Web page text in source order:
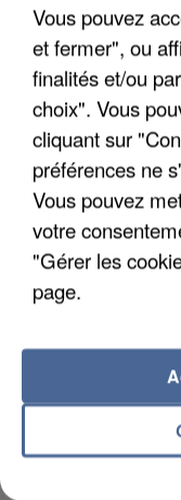
DE FAUNE
L’UN DES
MAFIA
Vous pouvez
et fermer", ou
finalités et/ou
choix". Vous
cliquant sur
préférences ne
Vous pouvez
votre
"Gérer les
page.